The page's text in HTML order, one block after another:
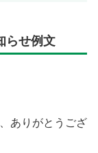
らせ例文
ありがとうござ